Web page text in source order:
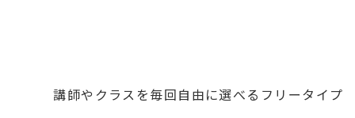
講師やクラスを毎回自由に選べるフリータイプ